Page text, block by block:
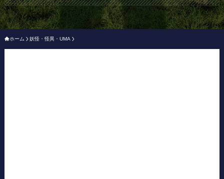
ホーム 妖怪・怪異・UMA